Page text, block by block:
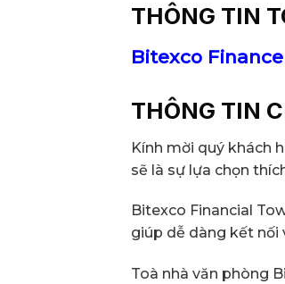
THÔNG TIN
Bitexco
THÔNG TIN
Kính mời quý khách
sẽ là sự lựa chọn
Bitexco Financial
giúp dễ dàng kết nối
Toà nhà văn phòng